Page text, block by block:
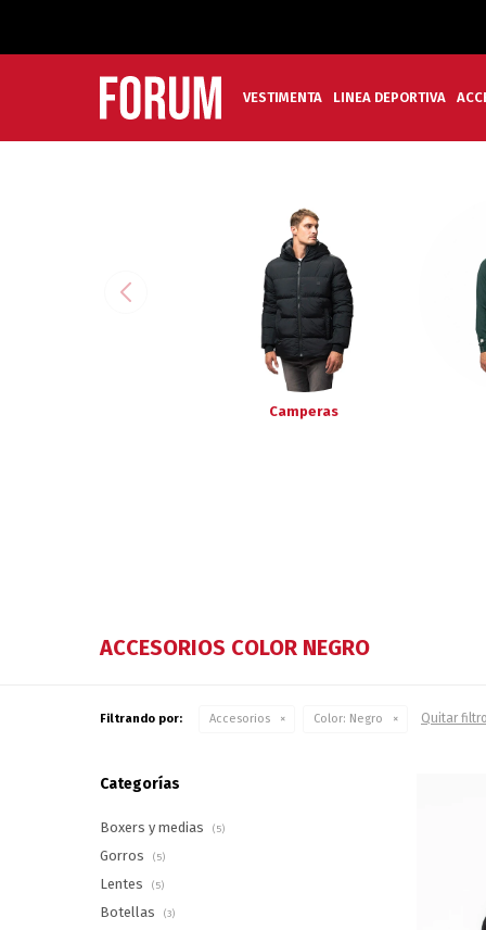
VESTIMENTA LINEA DEPORTIVA
Camperas
ACCESORIOS COLOR NEGRO
Filtrando por: Accesorios Color: Negro Quitar
Categorías
Boxers y medias (5)
Gorros (5)
Lentes (5)
Botellas (3)